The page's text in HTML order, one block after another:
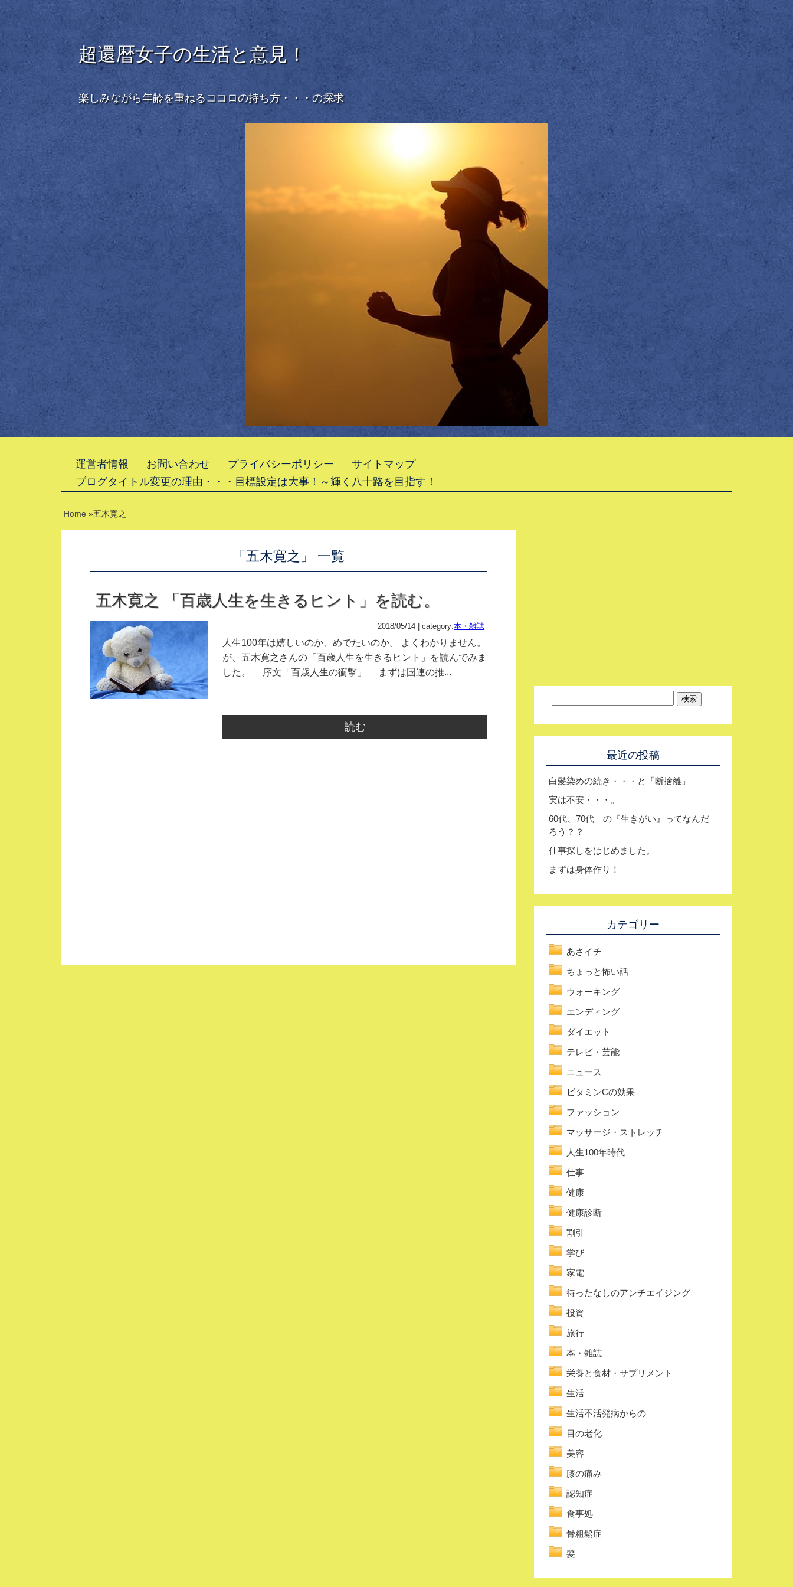
超還暦女子の生活と意見！
楽しみながら年齢を重ねるココロの持ち方・・・の探求
運営者情報 お問い合わせ プライバシーポリシー
サイトマップ
ブログタイトル変更の理由・・・目標設定は大事！～輝く八十路を目指す！
Home »五木寛之
「五木寛之」 一覧
五木寛之 「百歳人生を生きるヒント」を読む。
2018/05/14 | category:本・雑誌
人生100年は嬉しいのか、めでたいのか。 よくわかりません。
が、五木寛之さんの「百歳人生を生きるヒント」を読んでみま
した。 序文「百歳人生の衝撃」 まずは国連の推...
読む
最近の投稿
白髪染めの続き・・・と「断捨離」
実は不安・・・。
60代、70代 の『生きがい』ってなんだ
ろう？？
仕事探しをはじめました。
まずは身体作り！
カテゴリー
あさイチ
ちょっと怖い話
ウォーキング
エンディング
ダイエット
テレビ・芸能
ニュース
ビタミンCの効果
ファッション
マッサージ・ストレッチ
人生100年時代
仕事
健康
健康診断
割引
学び
家電
待ったなしのアンチエイジング
投資
旅行
本・雑誌
栄養と食材・サプリメント
生活
生活不活発病からの
目の老化
美容
膝の痛み
認知症
食事処
骨粗鬆症
髪